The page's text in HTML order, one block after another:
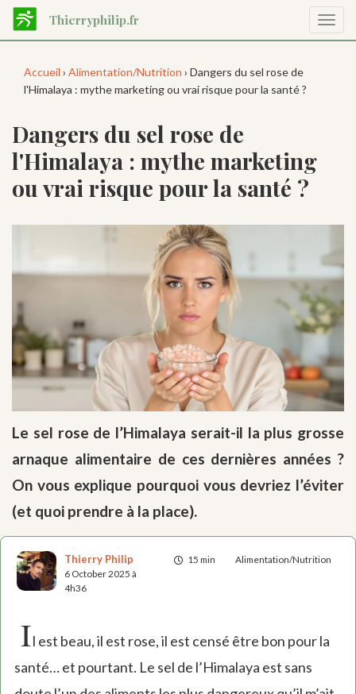
Aller
contenu
Thierryphilip.fr
la
Accueil › Alimentation/Nutrition › Dangers du sel rose de
l'Himalaya : mythe marketing ou vrai risque pour la santé ?
Dangers du sel rose de
l'Himalaya : mythe marketing
ou vrai risque pour la santé ?
Le sel rose de l’Himalaya serait-il la plus grosse
arnaque alimentaire de ces dernières années ?
On vous explique pourquoi vous devriez l’éviter
(et quoi prendre à la place).
15 min Alimentation/Nutrition
Thierry Philip
6 October 2025 à
4h36
Il est beau, il est rose, il est censé être bon pour la
santé… et pourtant. Le sel de l’Himalaya est sans